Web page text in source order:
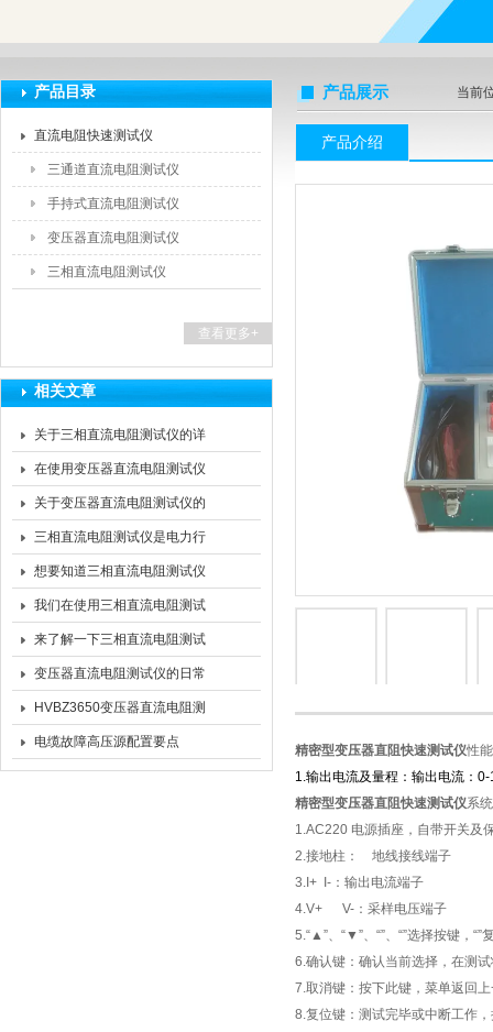
产品目录
直流电阻快速测试仪
三通道直流电阻测试仪
手持式直流电阻测试仪
变压器直流电阻测试仪
三相直流电阻测试仪
查看更多+
相关文章
关于三相直流电阻测试仪的详
细使用方法尽在本篇
在使用变压器直流电阻测试仪
时有哪些需要注意的呢
关于变压器直流电阻测试仪的
原理及应用分享
三相直流电阻测试仪是电力行
业中非常重要的测试仪器之一
想要知道三相直流电阻测试仪
的性能特点不妨看看这些
我们在使用三相直流电阻测试
仪之前先来看看这些
来了解一下三相直流电阻测试
仪的功能及特征
变压器直流电阻测试仪的日常
维护和基本的安全措施
HVBZ3650变压器直流电阻测
试仪（50A）技术参数
电缆故障高压源配置要点
产品展示 当前
产品介绍
精密型变压器直阻快速测试仪性
1.输出电流及量程：输出电流：
精密型变压器直阻快速测试仪系
1.AC220 电源插座，自带开关及
2.接地柱： 地线接线端子
3.I+ I-：输出电流端子
4.V+ V-：采样电压端子
5.“▲”、“▼”、“”、“”选择按键，“”
6.确认键：确认当前选择，在测
7.取消键：按下此键，菜单返回
8.复位键：测试完毕或中断工作